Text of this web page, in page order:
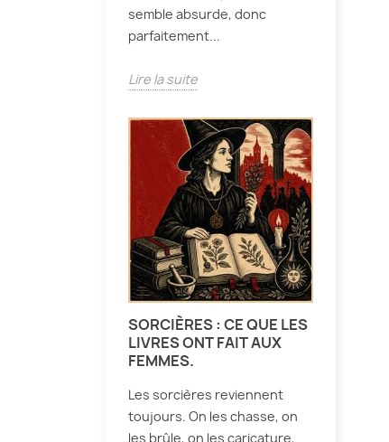
semble absurde, donc
parfaitement...
Lire la suite
SORCIÈRES : CE QUE LES
LIVRES ONT FAIT AUX
FEMMES.
Les sorcières reviennent
toujours. On les chasse, on
les brûle, on les caricature,